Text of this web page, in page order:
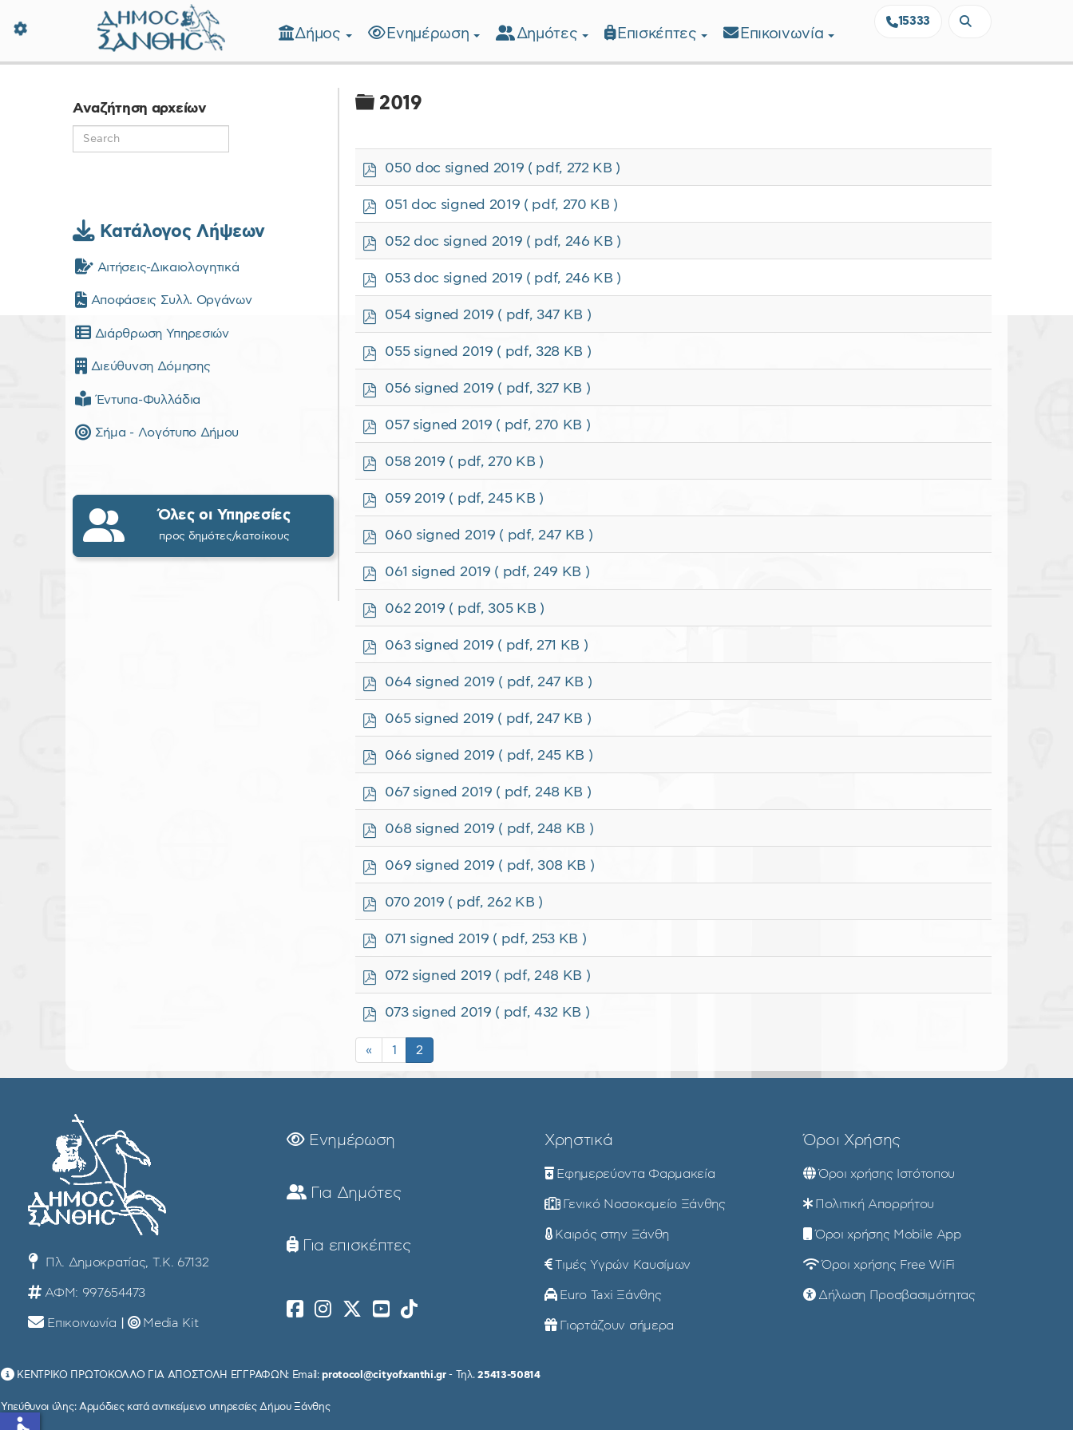
Δήμος Ξάνθης - Επίσημη Ιστοσελίδα
15333
Δήμος Ενημέρωση Δημότες Επισκέπτες Επικοινωνία
Φάκελος
2019
p
050 doc signed 2019 ( pdf, 272 KB )
p
051 doc signed 2019 ( pdf, 270 KB )
p
052 doc signed 2019 ( pdf, 246 KB )
p
053 doc signed 2019 ( pdf, 246 KB )
p
054 signed 2019 ( pdf, 347 KB )
p
055 signed 2019 ( pdf, 328 KB )
p
056 signed 2019 ( pdf, 327 KB )
p
057 signed 2019 ( pdf, 270 KB )
p
058 2019 ( pdf, 270 KB )
p
059 2019 ( pdf, 245 KB )
p
060 signed 2019 ( pdf, 247 KB )
p
061 signed 2019 ( pdf, 249 KB )
p
062 2019 ( pdf, 305 KB )
p
063 signed 2019 ( pdf, 271 KB )
p
064 signed 2019 ( pdf, 247 KB )
p
065 signed 2019 ( pdf, 247 KB )
p
066 signed 2019 ( pdf, 245 KB )
p
067 signed 2019 ( pdf, 248 KB )
p
068 signed 2019 ( pdf, 248 KB )
p
069 signed 2019 ( pdf, 308 KB )
p
070 2019 ( pdf, 262 KB )
p
071 signed 2019 ( pdf, 253 KB )
p
072 signed 2019 ( pdf, 248 KB )
p
f
073 signed 2019 ( pdf, 432 KB )
« 1 2
Αναζήτηση αρχείων
Κατάλογος Λήψεων
Αιτήσεις-Δικαιολογητικά
Αποφάσεις Συλλ. Οργάνων
Διάρθρωση Υπηρεσιών
Διεύθυνση Δόμησης
Έντυπα-Φυλλάδια
Σήμα - Λογότυπο Δήμου
Όλες οι Υπηρεσίες
προς δημότες/κατοίκους
Πλ. Δημοκρατίας, Τ.Κ. 67132
ΑΦΜ: 997654473
Επικοινωνία Media Kit
Ενημέρωση
Για Δημότες
Για επισκέπτες
Χρηστικά
Εφημερεύοντα Φαρμακεία
Γενικό Νοσοκομείο Ξάνθης
Καιρός στην Ξάνθη
Τιμές Υγρών Καυσίμων
Euro Taxi Ξάνθης
Γιορτάζουν σήμερα
Όροι Χρήσης
Όροι χρήσης Ιστότοπου
Πολιτική Απορρήτου
Όροι χρήσης Mobile App
Όροι χρήσης Free WiFi
Δήλωση Προσβασιμότητας
ΚΕΝΤΡΙΚΟ ΠΡΩΤΟΚΟΛΛΟ ΓΙΑ ΑΠΟΣΤΟΛΗ ΕΓΓΡΑΦΩΝ: Email:protocol@cityofxanthi.gr- Τηλ.25413-50814
Υπεύθυνοι ύλης: Αρμόδιες κατά αντικείμενο υπηρεσίες Δήμου Ξάνθης